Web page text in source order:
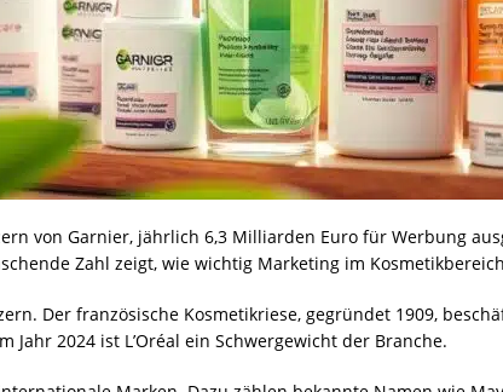
von Garnier, jährlich 6,3 Milliarden Euro für Werbung
Zahl zeigt, wie wichtig Marketing im
Der französische Kosmetikriese, gegründet 1909,
Jahr 2024 ist L’Oréal ein Schwergewicht der Branche.